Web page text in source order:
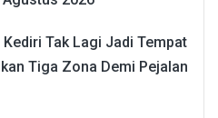
Tak Lagi Jadi Tempat
Tiga Zona Demi Pejalan